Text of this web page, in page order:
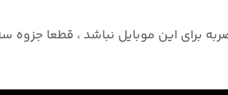
این موبایل نباشد ، قطعا جزوه سه کاور